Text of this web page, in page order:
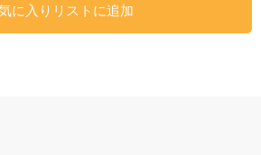
友達と一緒に！練習にも！
に入りリストに追加